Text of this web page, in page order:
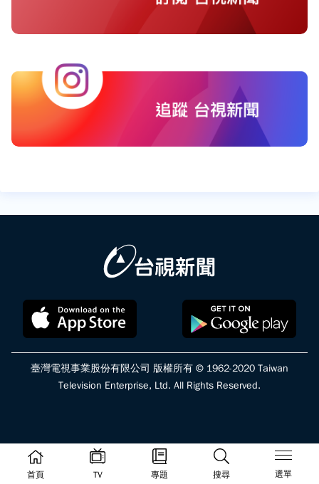
首頁 TV 專題 搜尋 選單
臺灣電視事業股份有限公司 版權所有 © 1962-2020 Taiwan
Television Enterprise, Ltd. All Rights Reserved.